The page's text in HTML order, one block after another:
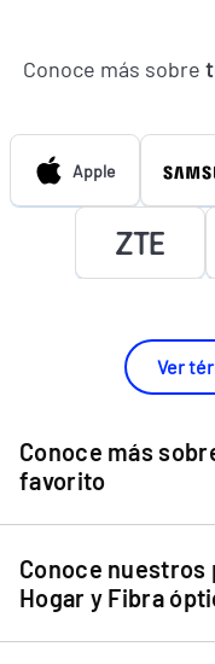
Conoce más sobre
Apple
Ver
Conoce más
favorito
Chip Entel
Apple iPhone 11
Apple iPhone 12 Mini
Conoce
Hogar y Fibra
Internet Hogar